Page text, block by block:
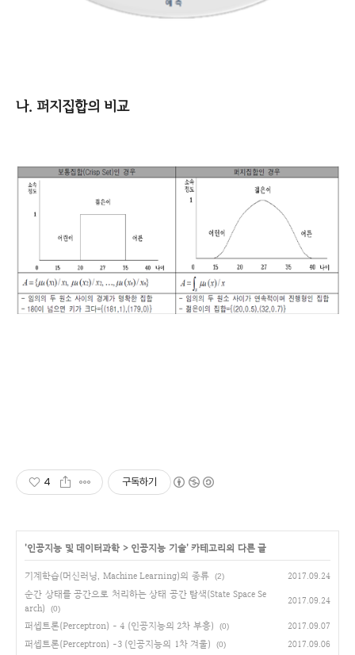
나. 퍼지집합의 비교
4 구독하기
'인공지능 및 데이터과학 > 인공지능 기술' 카테고리의 다른 글
기계학습(머신러닝, Machine Learning)의 종류 (2) 2017.09.24
순간 상태를 공간으로 처리하는 상태 공간 탐색(State Space Se
arch)
(0)
2017.09.24
퍼셉트론(Perceptron) - 4 (인공지능의 2차 부흥) (0) 2017.09.07
퍼셉트론(Perceptron) -3 (인공지능의 1차 겨울) (0) 2017.09.06